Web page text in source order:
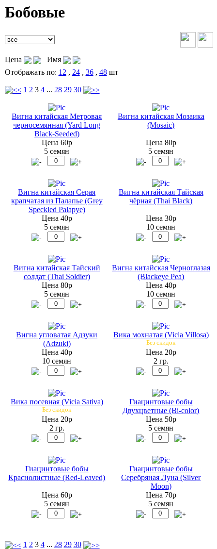
Бобовые
Цена
Имя
Отображать по: 12 , 24, 36, 48шт
1 2 3 4 ... 28 29 30
Вигна китайская Метровая
черносемянная (Yard Long
Black-Seeded)
Цена 60р
5 семян
Вигна китайская Мозаика
(Mosaic)
Цена 80р
5 семян
Вигна китайская Серая
крапчатая из Палапье (Grey
Speckled Palapye)
Цена 40р
5 семян
Вигна китайская Тайская
чёрная (Thai Black)
Цена 30р
10 семян
Вигна китайская Тайский
солдат (Thai Soldier)
Цена 80р
5 семян
Вигна китайская Черноглазая
(Blackeye Pea)
Цена 40р
10 семян
Вигна угловатая Адзуки
(Adzuki)
Цена 40р
10 семян
Вика мохнатая (Vicia Villosa)
Без скидок
Цена 20р
2 гр.
Вика посевная (Vicia Sativa)
Без скидок
Цена 20р
2 гр.
Гиацинтовые бобы
Двухцветные (Bi-color)
Цена 50р
5 семян
Гиацинтовые бобы
Краснолистные (Red-Leaved)
Цена 60р
5 семян
Гиацинтовые бобы
Серебряная Луна (Silver
Moon)
Цена 70р
5 семян
1 2 3 4 ... 28 29 30